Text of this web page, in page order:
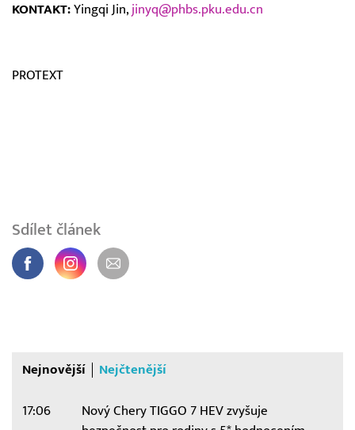
KONTAKT: Yingqi Jin, jinyq@phbs.pku.edu.cn
PROTEXT
Sdílet článek
Nejnovější Nejčtenější
17:06
Nový Chery TIGGO 7 HEV zvyšuje